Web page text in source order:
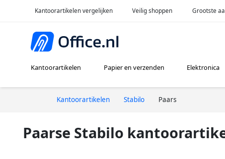
Kantoorartikelen vergelijken Veilig shoppen Grootste
Kantoorartikelen Papier en verzenden Elektronica
Kantoorartikelen Stabilo Paars
Paarse Stabilo